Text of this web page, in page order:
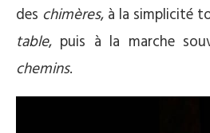
des chimères, à la simplicité
table, puis à la marche
chemins.